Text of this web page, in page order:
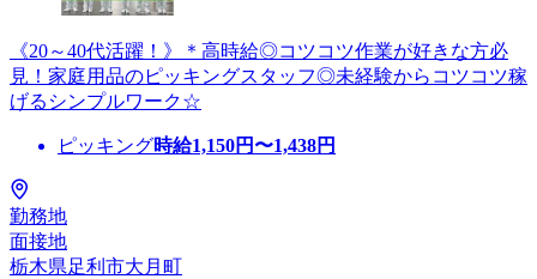
《20～40代活躍！》＊高時給◎コツコツ作業が好きな方必
見！家庭用品のピッキングスタッフ◎未経験からコツコツ稼
げるシンプルワーク☆
ピッキング時給1,150円〜1,438円
勤務地
面接地
栃木県足利市大月町